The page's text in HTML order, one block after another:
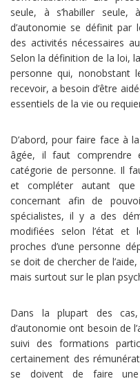
seule, à s’habiller
d’autonomie se définit
des activités nécessaires
Selon la définition de la loi,
personne qui, nonobstant
recevoir, a besoin d’être
essentiels de la vie ou
D’abord, pour faire face à
âgée, il faut comprendre
catégorie de personne. Il
et compléter autant que
concernant afin de
spécialistes, il y a des
modifiées selon l’état et
proches d’une personne
se doit de chercher de
mais surtout sur le plan
Dans la plupart des
d’autonomie ont besoin de
suivi des formations
certainement des
se doivent de faire une